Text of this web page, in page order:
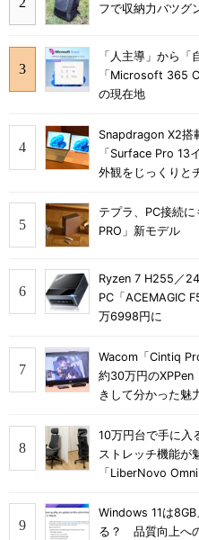
フで収納力バツ
「人主導」から
「Microsoft 365
の現在地
Snapdragon X2搭
「Surface Pro 13
外観をじっくりと
テプラ、PC接続
PRO」新モデル
Ryzen 7 H255／
PC「ACEMAGIC
万6998円に
Wacom「Cintiq
約30万円の
きして分かった魅
10万円台で手に
ストレッチ機能が
「LiberNovo
Windows 11は
る？ 品質向上へ